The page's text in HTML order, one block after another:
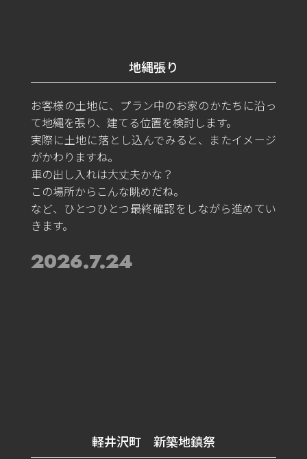
地縄張り
お客様の土地に、プラン中のお家のかたちに沿っ
て地縄を張り、建てる位置を検討します。
実際に土地に落とし込んでみると、またイメージ
がかわりますね。
車の出し入れは大丈夫かな？
この場所からこんな眺めだね。
など、ひとつひとつ最終確認をしながら進めてい
きます。
2026.7.24
軽井沢町 新築地鎮祭